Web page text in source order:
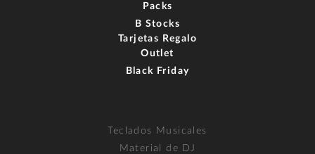
Packs
B Stocks
Tarjetas Regalo
Outlet
Black Friday
Teclados Musicales
Material de DJ